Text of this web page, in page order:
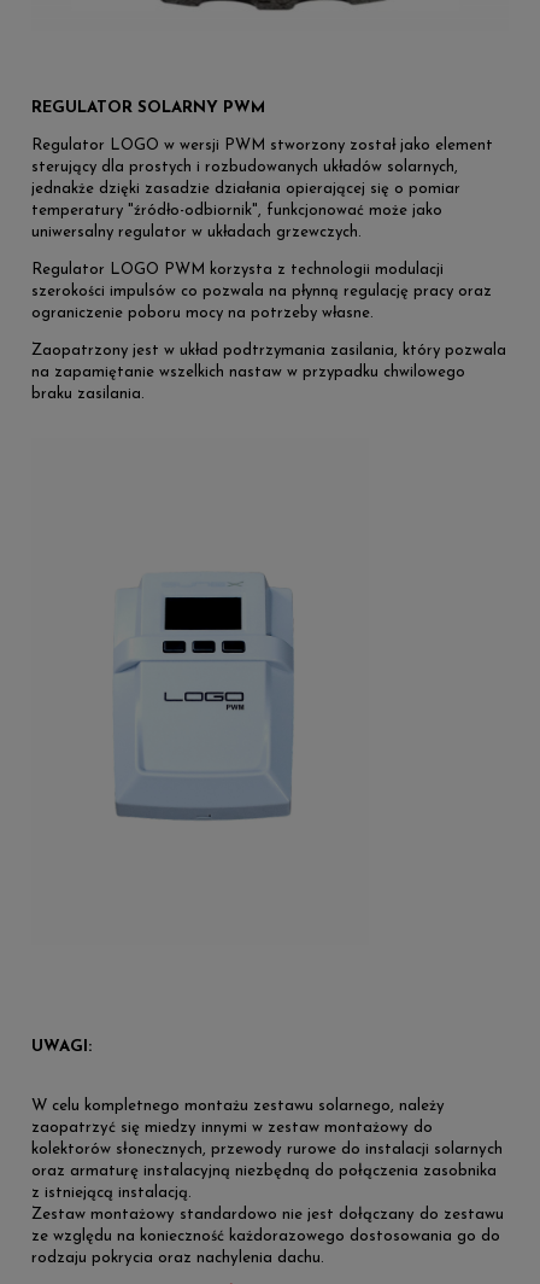
REGULATOR SOLARNY PWM
Regulator LOGO w wersji PWM stworzony został jako element
sterujący dla prostych i rozbudowanych układów solarnych,
jednakże dzięki zasadzie działania opierającej się o pomiar
temperatury "źródło-odbiornik", funkcjonować może jako
uniwersalny regulator w układach grzewczych.
Regulator LOGO PWM korzysta z technologii modulacji
szerokości impulsów co pozwala na płynną regulację pracy oraz
ograniczenie poboru mocy na potrzeby własne.
Zaopatrzony jest w układ podtrzymania zasilania, który pozwala
na zapamiętanie wszelkich nastaw w przypadku chwilowego
braku zasilania.
UWAGI:
W celu kompletnego montażu zestawu solarnego, należy
zaopatrzyć się miedzy innymi w zestaw montażowy do
kolektorów słonecznych, przewody rurowe do instalacji solarnych
oraz armaturę instalacyjną niezbędną do połączenia zasobnika
z istniejącą instalacją.
Zestaw montażowy standardowo nie jest dołączany do zestawu
ze względu na konieczność każdorazowego dostosowania go do
rodzaju pokrycia oraz nachylenia dachu.